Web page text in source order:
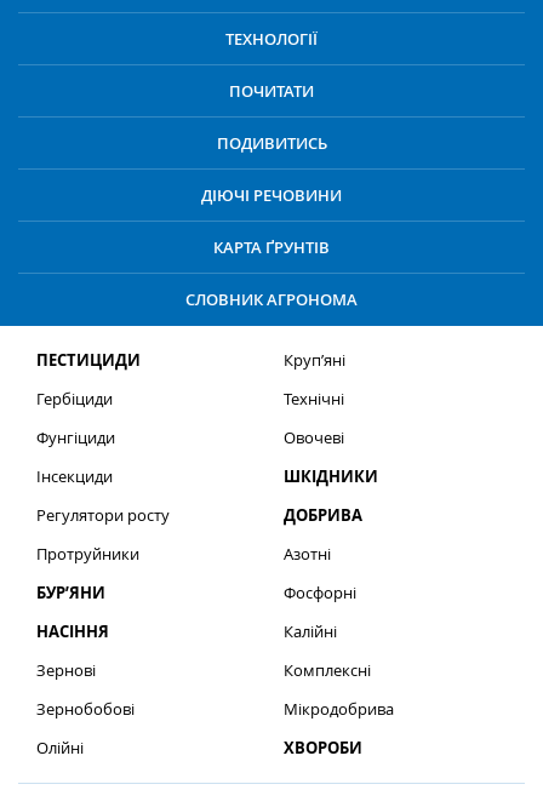
ТЕХНОЛОГІЇ
ПОЧИТАТИ
ПОДИВИТИСЬ
ДІЮЧІ РЕЧОВИНИ
КАРТА ҐРУНТІВ
СЛОВНИК АГРОНОМА
ПЕСТИЦИДИ
Гербіциди
Фунгіциди
Інсекциди
Регулятори росту
Протруйники
БУР’ЯНИ
НАСІННЯ
Зернові
Зернобобові
Олійні
Круп’яні
Технічні
Овочеві
ШКІДНИКИ
ДОБРИВА
Азотні
Фосфорні
Калійні
Комплексні
Мікродобрива
ХВОРОБИ